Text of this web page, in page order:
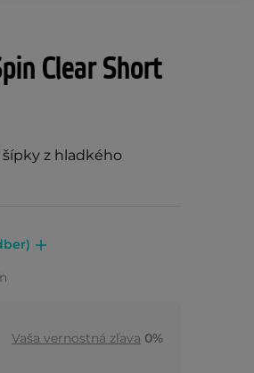
Clear Short
z hladkého
Vaša vernostná zľava 0%